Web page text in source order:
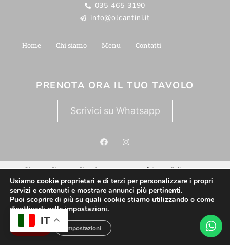
035 465 3190
info@olcantini.it
Home Chi siamo Menu Contatti
PRENOTA ORA IL TUO TAVOLO
Scrivici su Whatsapp
RistoranteRistorante Pizzeria Privacy e Policy
Sito CERTIFICATO
SitoCerto®
Questo sito è attendibile
IT
Usiamo cookie proprietari e di terzi per personalizzare i propri
servizi e contenuti e mostrare annunci più pertinenti.
Puoi scoprire di più su quali cookie stiamo utilizzando o come
disattivarli nelleimpostazioni.
Accetta Impostazioni